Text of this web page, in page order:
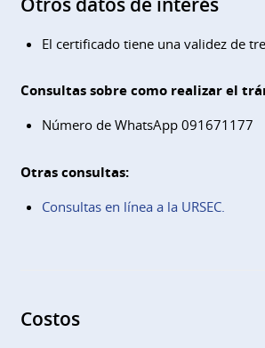
El certificado tiene una validez de
Consultas sobre como realizar el
Número de WhatsApp 091671177
Otras consultas:
Consultas en línea a la URSEC.
Costos